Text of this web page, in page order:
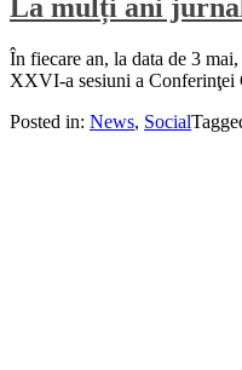
La mulți ani
În fiecare an, la data de 3
XXVI-a sesiuni a Conferinţei
Posted in: News, Social